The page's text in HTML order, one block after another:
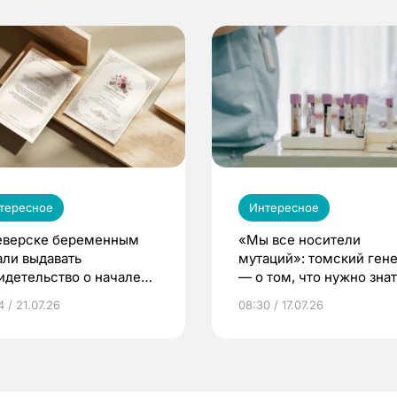
беременным
выдавать
о начале
/ 21.07.26
Интересное
«Мы все носители
мутаций»: томский
— о том, что нужно
08:30 / 17.07.26